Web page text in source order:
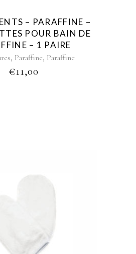
– PARAFFINE –
POUR BAIN DE
– 1 PAIRE
, Paraffine, Paraffine
€11,00